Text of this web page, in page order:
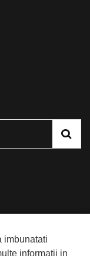
imbunatati
informatii in